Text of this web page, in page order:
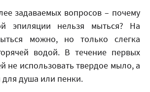
задаваемых вопросов – почему
эпиляции нельзя мыться? На
можно, но только слегка
водой. В течение первых
не использовать твердое мыло, а
для душа или пенки.